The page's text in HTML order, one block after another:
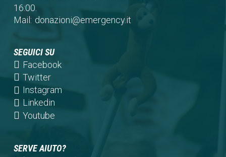
16:00.
Mail: donazioni@emergency.it
SEGUICI SU
Facebook(opens
a
Twitter(opens
in
a
new
Instagram(opens
Linkedin(opens
in
tab)
Youtube(opens
new
SERVE AIUTO?